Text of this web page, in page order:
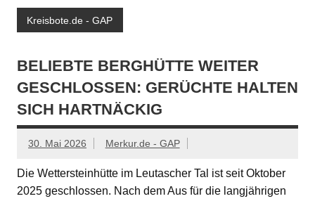
Kreisbote.de - GAP
BELIEBTE BERGHÜTTE WEITER
GESCHLOSSEN: GERÜCHTE HALTEN
SICH HARTNÄCKIG
30. Mai 2026 Merkur.de - GAP
Die Wettersteinhütte im Leutascher Tal ist seit Oktober
2025 geschlossen. Nach dem Aus für die langjährigen